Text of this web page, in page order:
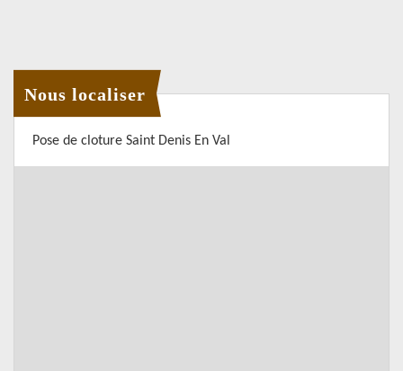
Nous localiser
Pose de cloture Saint Denis En Val